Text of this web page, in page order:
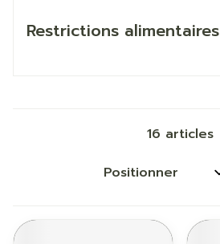
Restrictions alimentaires
16 articles
Trier par: